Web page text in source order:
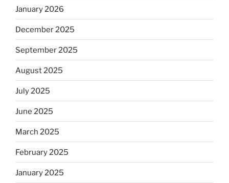
January 2026
December 2025
September 2025
August 2025
July 2025
June 2025
March 2025
February 2025
January 2025